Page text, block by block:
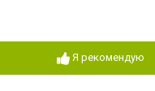
Я рекомендую